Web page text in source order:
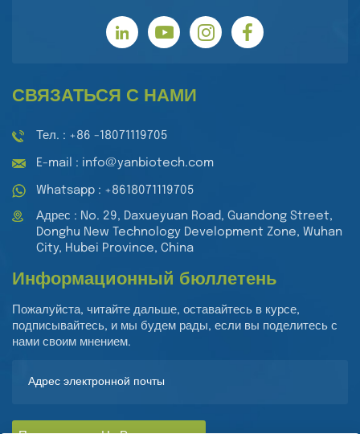
СВЯЗАТЬСЯ С НАМИ
Тел. : +86 -18071119705
E-mail : info@yanbiotech.com
Whatsapp : +8618071119705
Адрес : No. 29, Daxueyuan Road, Guandong Street,
Donghu New Technology Development Zone, Wuhan
City, Hubei Province, China
Информационный бюллетень
Пожалуйста, читайте дальше, оставайтесь в курсе,
подписывайтесь, и мы будем рады, если вы поделитесь с
нами своим мнением.